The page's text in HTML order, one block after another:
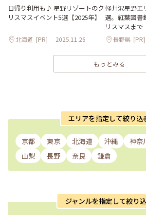
日帰り利用も♪ 星野リゾートのク
リスマスイベント5選【2025年】
北海道 [PR] 2025.11.26
軽井沢星野エ
選。紅葉図書
リスマスまで
長野県 [PR]
もっとみる
エリアを指定して絞り込
京都 東京 北海道 沖縄 神奈
山梨
長野 奈良 鎌倉
ジャンルを指定して絞り